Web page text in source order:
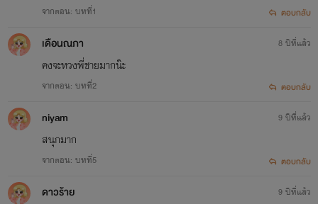
https://www.facebook.com/perfannnn
ไม่ใช่นักเขียนมืออาชีพ
ถ้าว่างจะเข้ามาอัพต่อนะค่ะ
หายไปเพราะทำงานประจำจ้า
จากตอน: บทที่1 ตอบกลับ
เดือนณภา
คงจะหวงพี่ชายมากน๊ะ
จากตอน: บทที่2
8 ปีที่แล้ว
ตอบกลับ
niyam
สนุกมาก
จากตอน: บทที่5
9 ปีที่แล้ว
ตอบกลับ
ดาวร้าย
9 ปีที่แล้ว